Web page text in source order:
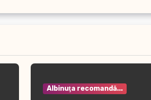
Albinuţa recomandă...